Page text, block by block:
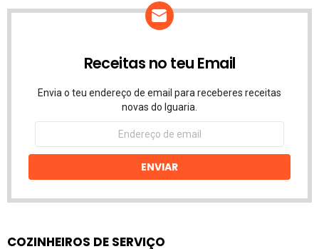
Receitas no teu Email
Envia o teu endereço de email para receberes receitas
novas do Iguaria.
Endereço
email
ENVIAR
COZINHEIROS DE SERVIÇO